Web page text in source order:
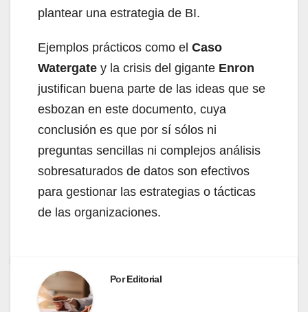
plantear una estrategia de BI.
Ejemplos prácticos como el Caso
Watergate y la crisis del gigante Enron
justifican buena parte de las ideas que se
esbozan en este documento, cuya
conclusión es que por sí sólos ni
preguntas sencillas ni complejos análisis
sobresaturados de datos son efectivos
para gestionar las estrategias o tácticas
de las organizaciones.
PorEditorial